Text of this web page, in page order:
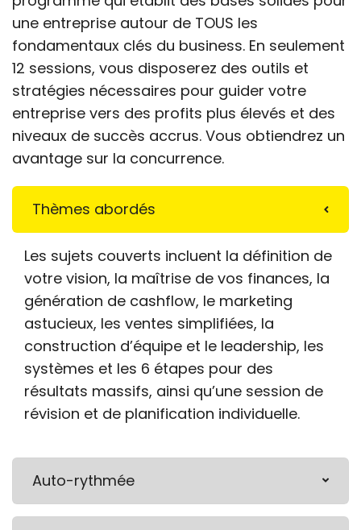
une entreprise autour de TOUS les
fondamentaux clés du business. En seulement
12 sessions, vous disposerez des outils et
stratégies nécessaires pour guider votre
entreprise vers des profits plus élevés et des
niveaux de succès accrus. Vous obtiendrez un
avantage sur la concurrence.
Thèmes abordés
Les sujets couverts incluent la définition de
votre vision, la maîtrise de vos finances, la
génération de cashflow, le marketing
astucieux, les ventes simplifiées, la
construction d’équipe et le leadership, les
systèmes et les 6 étapes pour des
résultats massifs, ainsi qu’une session de
révision et de planification individuelle.
Auto-rythmée